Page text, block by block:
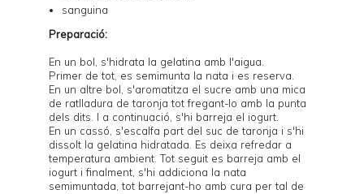
sanguina
Preparació:
En un bol, s'hidrata la gelatina amb l'aigua.
Primer de tot, es semimunta la nata i es reserva.
En un altre bol, s'aromatitza el sucre amb una mica
de ratlladura de taronja tot fregant-lo amb la punta
dels dits. I a continuació, s'hi barreja el iogurt.
En un cassó, s'escalfa part del suc de taronja i s'hi
dissolt la gelatina hidratada. Es deixa refredar a
temperatura ambient. Tot seguit es barreja amb el
iogurt i finalment, s'hi addiciona la nata
semimuntada, tot barrejant-ho amb cura per tal de